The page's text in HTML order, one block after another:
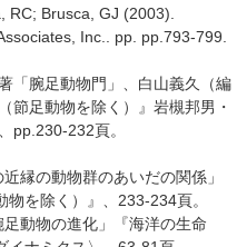
RC; Brusca, GJ (2003).
Inc.. pp. pp.793-799.
「腕足動物門」、白山義久（編
節足動物を除く）』岩槻邦男・
pp.230-232頁。
縁の動物群のあいだの関係」
物を除く）』、233-234頁。
動物の進化」『海洋の生命